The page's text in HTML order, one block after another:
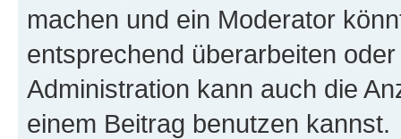
machen und ein Moderator
entsprechend überarbeiten
Administration kann auch die
einem Beitrag benutzen kannst.